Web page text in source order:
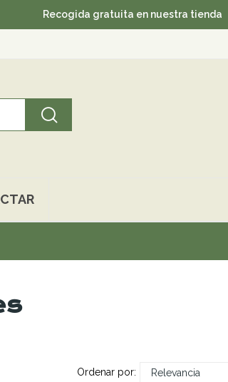
Recogida gratuita en nuestra tienda •
Ordenar por: Relevancia